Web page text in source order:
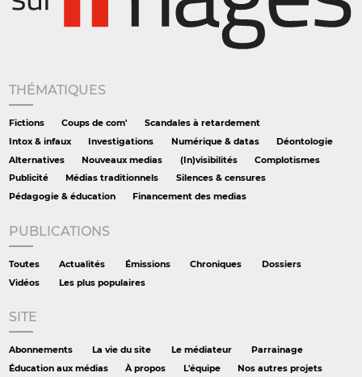
THÉMATIQUES
Fictions Coups de com'
Scandales à retardement
Intox & infaux
Investigations Numérique & datas
Déontologie
Alternatives
Nouveaux medias (In)visibilités
Complotismes
Publicité
Médias traditionnels
Silences & censures
Pédagogie & éducation
Financement des medias
PUBLICATIONS
Toutes Actualités Émissions Chroniques
Dossiers
Vidéos
Les plus populaires
SITE
Abonnements La vie du site Le médiateur
Parrainage
Éducation aux médias
À propos L'équipe Nos autres projets